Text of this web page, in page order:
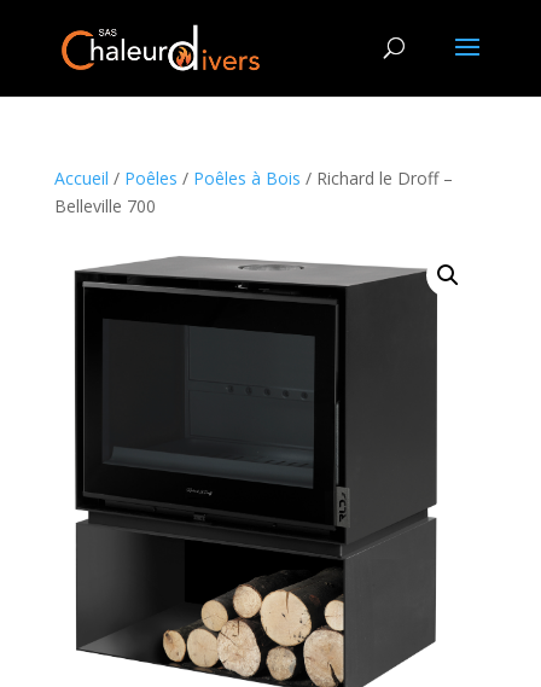
Accueil / Poêles / Poêles à Bois / Richard le Droff –
Belleville 700